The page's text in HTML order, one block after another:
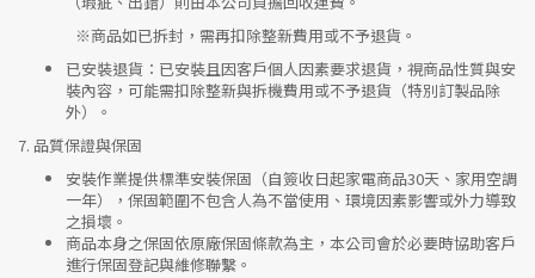
※商品如已拆封，需再扣除整新費用或不予退貨。
已安裝退貨 ：已安裝且因客戶個人因素要求退貨，視商品性質與安
裝內容，可能需扣除整新與拆機費用或不予退貨（特別訂製品除
外）。
7. 品質保證與保固
安裝作業提供標準安裝保固（自簽收日起家電商品30天、家用空調
一年），保固範圍不包含人為不當使用、環境因素影響或外力導致
之損壞。
商品本身之保固依原廠保固條款為主，本公司會於必要時協助客戶
進行保固登記與維修聯繫。